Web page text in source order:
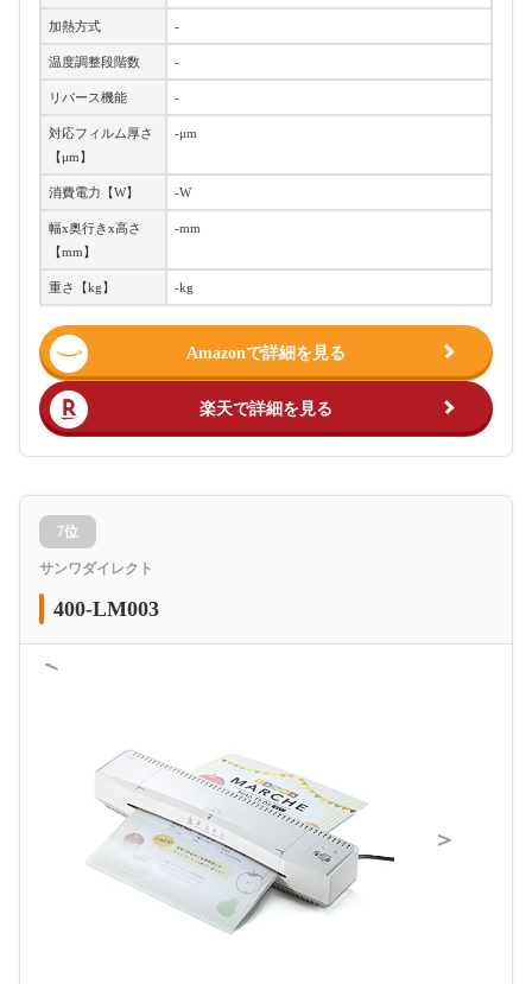
加熱方式 -
温度調整段階数 -
リバース機能 -
対応フィルム厚さ
【μm】
-μm
消費電力【W】 -W
幅x奥行きx高さ
【mm】
-mm
重さ【kg】 -kg
Amazonで詳細を見る
楽天で詳細を見る
7位
サンワダイレクト
400-LM003
＜
＞